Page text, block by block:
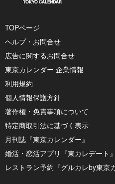
TOPページ
ヘルプ・お問合せ
広告に関するお問合せ
東京カレンダー 企業情報
利用規約
個人情報保護方針
著作権・免責事項について
特定商取引法に基づく表示
月刊誌『東京カレンダー』
婚活・恋活アプリ『東カレデート』
レストラン予約『グルカレby東京